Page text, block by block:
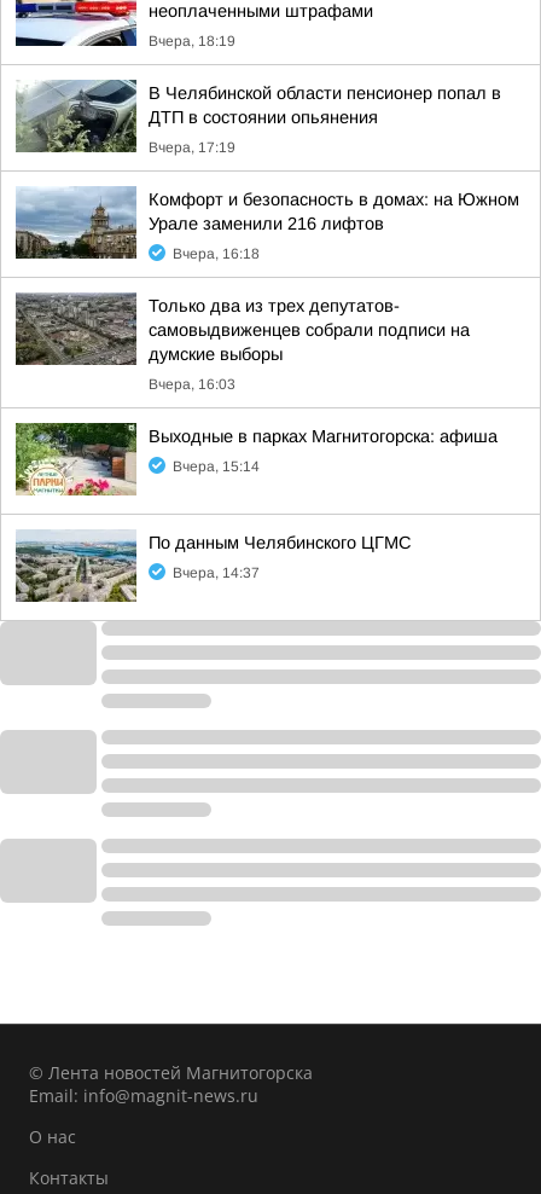
неоплаченными штрафами
Вчера, 18:19
В Челябинской области пенсионер попал в
ДТП в состоянии опьянения
Вчера, 17:19
Комфорт и безопасность в домах: на Южном
Урале заменили 216 лифтов
Вчера, 16:18
Только два из трех депутатов-
самовыдвиженцев собрали подписи на
думские выборы
Вчера, 16:03
Выходные в парках Магнитогорска: афиша
Вчера, 15:14
По данным Челябинского ЦГМС
Вчера, 14:37
© Лента новостей Магнитогорска
Email: info@magnit-news.ru
О нас
Контакты